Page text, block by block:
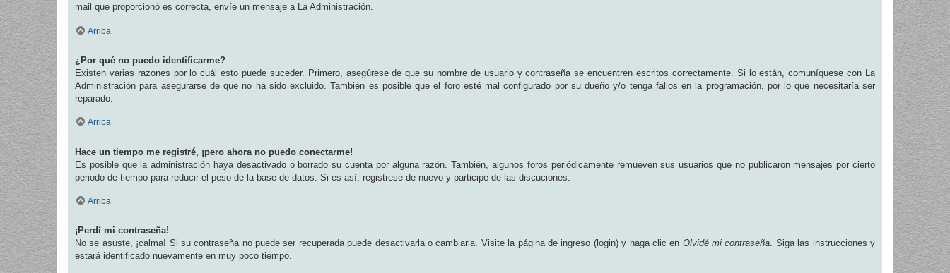
mail que proporcionó es correcta, envíe un mensaje a La Administración.
Arriba
¿Por qué no puedo identificarme?
Existen varias razones por lo cuál esto puede suceder. Primero, asegúrese de que su nombre de usuario y contraseña se encuentren escritos correctamente. Si lo están, comuníquese con La
Administración para asegurarse de que no ha sido excluido. También es posible que el foro esté mal configurado por su dueño y/o tenga fallos en la programación, por lo que necesitaría ser
reparado.
Arriba
Hace un tiempo me registré, ¡pero ahora no puedo conectarme!
Es posible que la administración haya desactivado o borrado su cuenta por alguna razón. También, algunos foros periódicamente remueven sus usuarios que no publicaron mensajes por cierto
periodo de tiempo para reducir el peso de la base de datos. Si es así, registrese de nuevo y participe de las discuciones.
Arriba
¡Perdí mi contraseña!
No se asuste, ¡calma! Si su contraseña no puede ser recuperada puede desactivarla o cambiarla. Visite la página de ingreso (login) y haga clic en Olvidé mi contraseña. Siga las instrucciones y
estará identificado nuevamente en muy poco tiempo.